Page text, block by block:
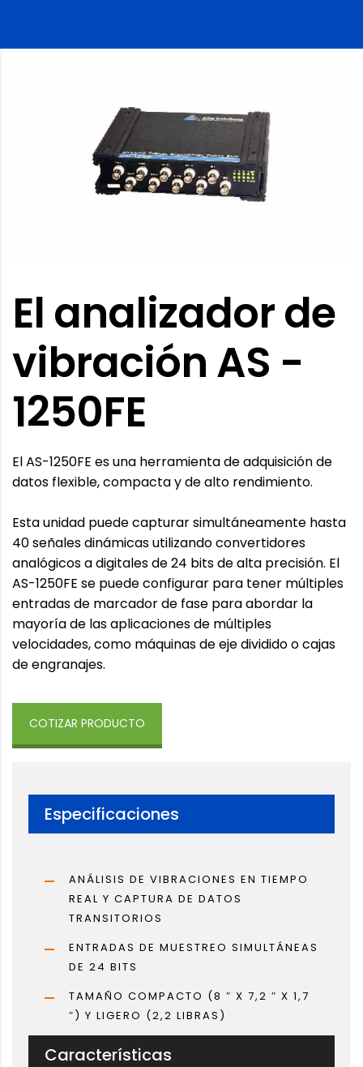
El analizador de
vibración AS -
1250FE
El AS-1250FE es una herramienta de adquisición de
datos flexible, compacta y de alto rendimiento.
Esta unidad puede capturar simultáneamente hasta
40 señales dinámicas utilizando convertidores
analógicos a digitales de 24 bits de alta precisión. El
AS-1250FE se puede configurar para tener múltiples
entradas de marcador de fase para abordar la
mayoría de las aplicaciones de múltiples
velocidades, como máquinas de eje dividido o cajas
de engranajes.
COTIZAR PRODUCTO
Especificaciones
ANÁLISIS DE VIBRACIONES EN TIEMPO
REAL Y CAPTURA DE DATOS
TRANSITORIOS
ENTRADAS DE MUESTREO SIMULTÁNEAS
DE 24 BITS
TAMAÑO COMPACTO (8 ″ X 7,2 ″ X 1,7
″) Y LIGERO (2,2 LIBRAS)
Características